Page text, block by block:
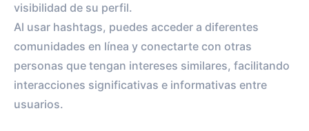
visibilidad de su perfil.
Al usar hashtags, puedes acceder a diferentes
comunidades en línea y conectarte con otras
personas que tengan intereses similares, facilitando
interacciones significativas e informativas entre
usuarios.